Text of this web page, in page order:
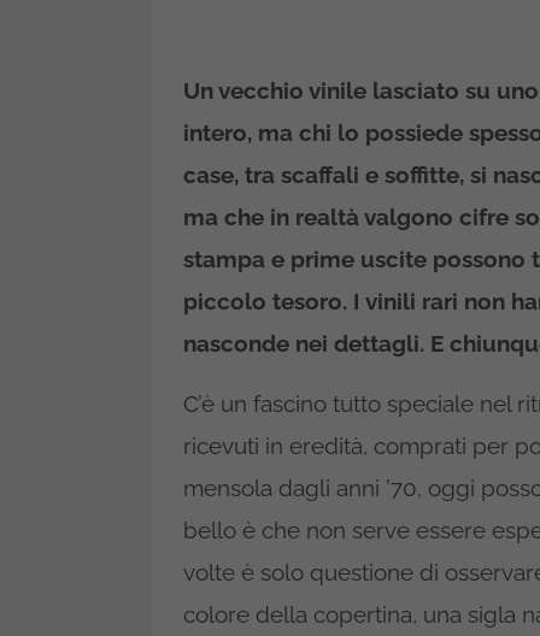
Un vecchio vinile lasciato su
intero, ma chi lo possiede
case, tra scaffali e soffitte, si
ma che in realtà valgono cifre
stampa e prime uscite
piccolo tesoro. I vinili rari non
nasconde nei dettagli. E
C’è un fascino tutto speciale nel
ricevuti in eredità, comprati per
mensola dagli anni ’70, oggi
bello è che non serve essere
volte è solo questione di
colore della copertina, una sigla